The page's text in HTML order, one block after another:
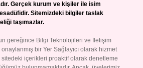
Gerçek kurum ve kişiler ile isim
Sitemizdeki bilgiler taslak
taşımazlar.
gereğince Bilgi Teknolojileri ve İletişim
bir Yer Sağlayıcı olarak hizmet
içerikleri proaktif olarak denetleme